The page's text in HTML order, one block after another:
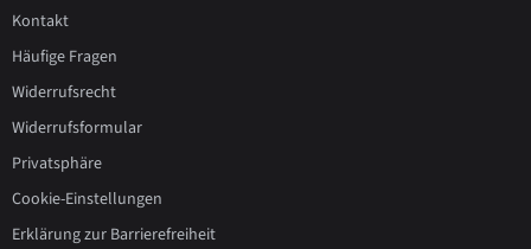
Kontakt
Häufige Fragen
Widerrufsrecht
Widerrufsformular
Privatsphäre
Cookie-Einstellungen
Erklärung zur Barrierefreiheit